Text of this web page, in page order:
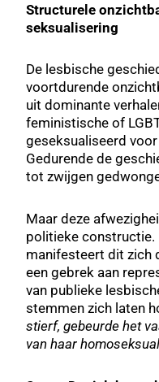
Structurele
seksualisering
De lesbische
voortdurende
uit dominante
feministische of
geseksualiseerd
Gedurende de
tot zwijgen
Maar deze
politieke constructie.
manifesteert dit zich
een gebrek aan
van publieke
stemmen zich laten
stierf, gebeurde het
van haar